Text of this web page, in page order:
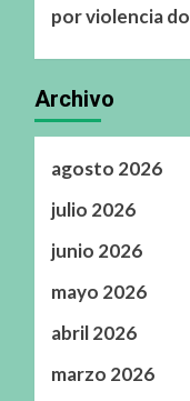
por violencia
Archivo
agosto 2026
julio 2026
junio 2026
mayo 2026
abril 2026
marzo 2026